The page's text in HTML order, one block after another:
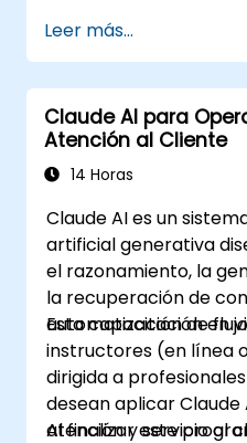
Leer más...
Claude AI para
Atención al Cliente
14 Horas
Claude AI es un
artificial generativa
el razonamiento, la
la recuperación de
automatización de
Esta capacitación en
instructores (en línea
dirigida a
desean aplicar Claude
atención y servicio al
Al finalizar este